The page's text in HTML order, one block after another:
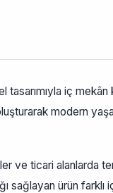
iç mekân
modern
ve ticari
sağlayan ürün